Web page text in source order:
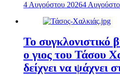
4 Αυγούστου 20264
To συγκλονιστικό
ο γιος του Τάσου
δείχνει να ψάχνει